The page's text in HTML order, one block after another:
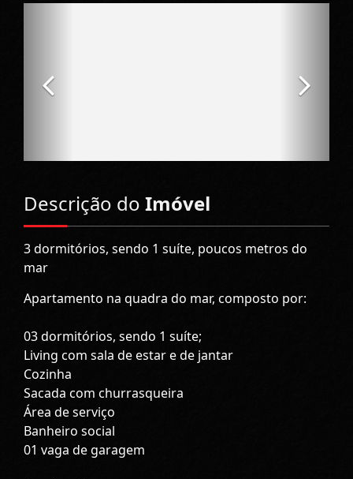
Descrição do Imóvel
3 dormitórios, sendo 1 suíte, poucos metros do
mar
Apartamento na quadra do mar, composto por:
03 dormitórios, sendo 1 suíte;
Living com sala de estar e de jantar
Cozinha
Sacada com churrasqueira
Área de serviço
Banheiro social
01 vaga de garagem